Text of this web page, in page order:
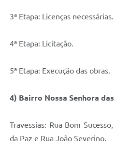
3ª Etapa: Licenças necessárias.
4ª Etapa: Licitação.
5ª Etapa: Execução das obras.
4) Bairro Nossa Senhora das
Travessias: Rua Bom
da Paz e Rua João Severino.